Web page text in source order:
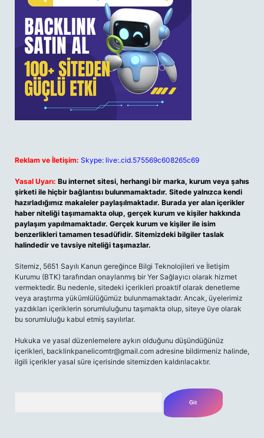
Reklam ve İletişim: Skype: live:.cid.575569c608265c69
Yasal Uyarı: Bu internet sitesi, herhangi bir marka, kurum veya şahıs
şirketi ile hiçbir bağlantısı bulunmamaktadır. Sitede yalnızca kendi
hazırladığımız makaleler paylaşılmaktadır. Burada yer alan içerikler
haber niteliği taşımamakta olup, gerçek kurum ve kişiler hakkında
paylaşım yapılmamaktadır. Gerçek kurum ve kişiler ile isim
benzerlikleri tamamen tesadüfidir. Sitemizdeki bilgiler taslak
halindedir ve tavsiye niteliği taşımazlar.
Sitemiz, 5651 Sayılı Kanun gereğince Bilgi Teknolojileri ve İletişim
Kurumu (BTK) tarafından onaylanmış bir Yer Sağlayıcı olarak hizmet
vermektedir. Bu nedenle, sitedeki içerikleri proaktif olarak denetleme
veya araştırma yükümlülüğümüz bulunmamaktadır. Ancak, üyelerimiz
yazdıkları içeriklerin sorumluluğunu taşımakta olup, siteye üye olarak
bu sorumluluğu kabul etmiş sayılırlar.
Hukuka ve yasal düzenlemelere aykırı olduğunu düşündüğünüz
içerikleri, backlinkpanelicomtr@gmail.com adresine bildirmeniz halinde,
ilgili içerikler yasal süre içerisinde sitemizden kaldırılacaktır.